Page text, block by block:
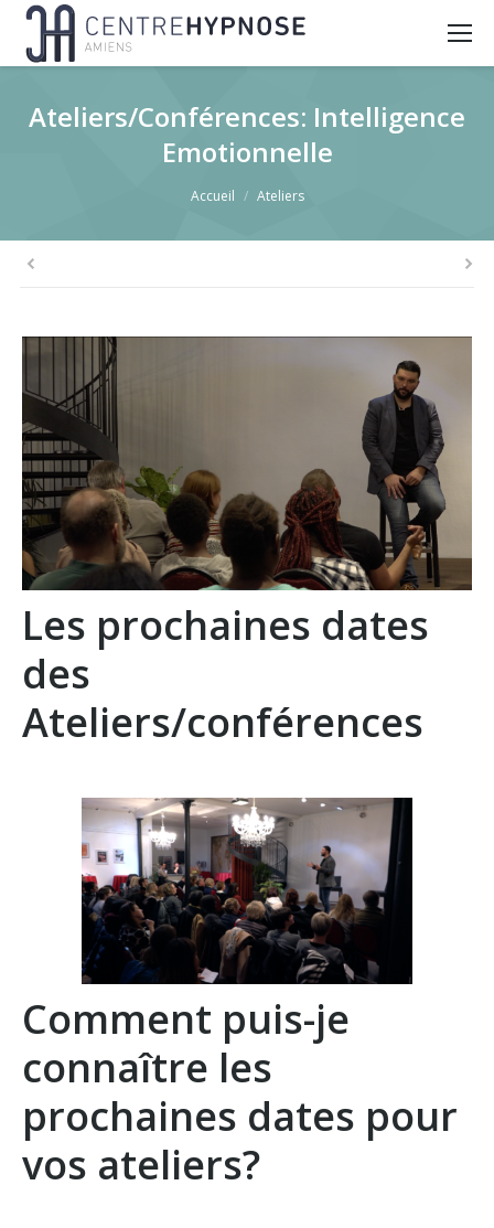
Ateliers/Conférences: Intelligence
Emotionnelle
Accueil Ateliers
Les prochaines dates
des
Ateliers/conférences
Comment puis-je
connaître les
prochaines dates pour
vos ateliers?